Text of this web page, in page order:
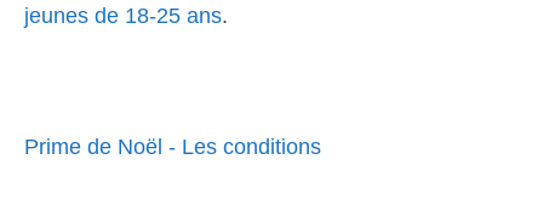
jeunes de 18-25 ans.
Prime de Noël - Les conditions